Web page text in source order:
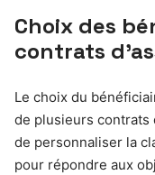
Choix des
contrats
Le choix du
de plusieurs contrats
de personnaliser la
pour répondre aux